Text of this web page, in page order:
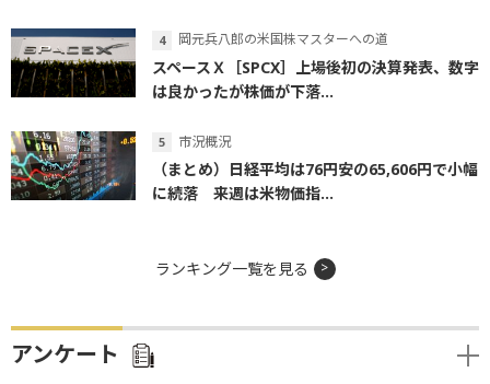
岡元兵八郎の米国株マスターへの道
スペースＸ［SPCX］上場後初の決算発表、数字
は良かったが株価が下落...
市況概況
（まとめ）日経平均は76円安の65,606円で小幅
に続落 来週は米物価指...
ランキング一覧を見る
アンケート